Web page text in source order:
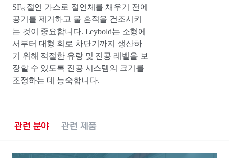
SF6절연 가스로 절연체를 채우기 전에
공기를 제거하고 물 흔적을 건조시키
는 것이 중요합니다. Leybold는 소형에
서부터 대형 회로 차단기까지 생산하
기 위해 적절한 유량 및 진공 레벨을 보
장할 수 있도록 진공 시스템의 크기를
조정하는 데 능숙합니다.
관련 분야 관련 제품